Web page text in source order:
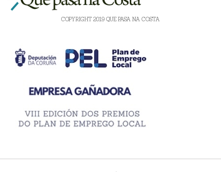
COPYRIGHT 2019 QUE PASA NA COSTA